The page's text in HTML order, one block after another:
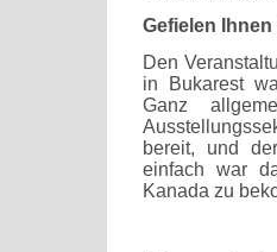
Gefielen
Den
in Bukarest
Ganz
bereit, und
einfach war
Kanada zu